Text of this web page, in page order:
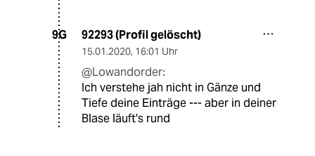
9G 92293 (Profil gelöscht)
15.01.2020, 16:01 Uhr
@Lowandorder:
Ich verstehe jah nicht in Gänze und
Tiefe deine Einträge --- aber in deiner
Blase läuft's rund